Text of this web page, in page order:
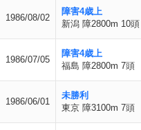
1986/08/02
障害4歳上
新潟 障2800m 10頭
1986/07/05
障害4歳上
福島 障2800m 7頭
1986/06/01
未勝利
東京 障3100m 7頭